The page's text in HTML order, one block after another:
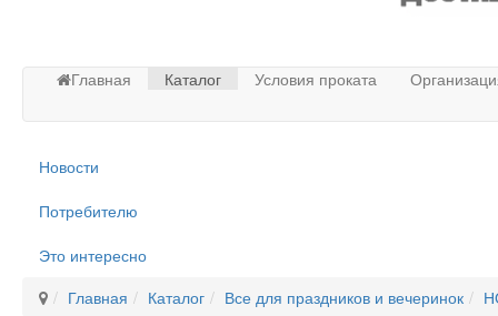
Главная Каталог Условия проката
Новости
Потребителю
Это интересно
Главная
Каталог Все для праздников и вечеринок